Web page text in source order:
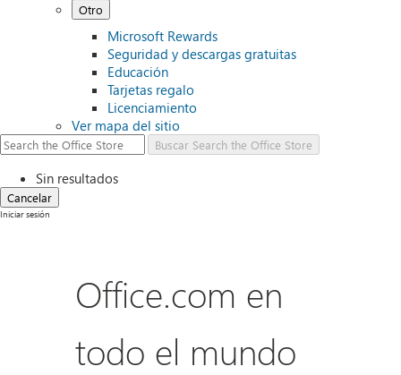
Otro
Microsoft Rewards
Seguridad y descargas gratuitas
Educación
Tarjetas regalo
Licenciamiento
Ver mapa del sitio
Buscar Search the Office Store
Sin resultados
Cancelar
Iniciar sesión
Office.com en
todo el mundo